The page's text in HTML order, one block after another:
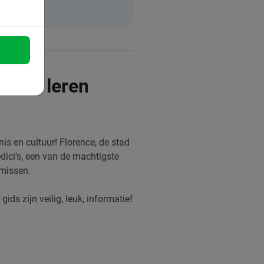
te leren
en cultuur! Florence, de stad
een van de machtigste
gids zijn veilig, leuk, informatief